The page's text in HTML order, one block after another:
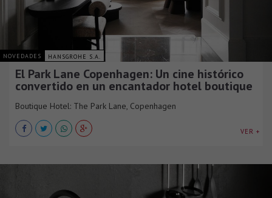
NOVEDADES HANSGROHE S.A.
El Park Lane Copenhagen: Un cine histórico
convertido en un encantador hotel boutique
Boutique Hotel: The Park Lane, Copenhagen
VER +